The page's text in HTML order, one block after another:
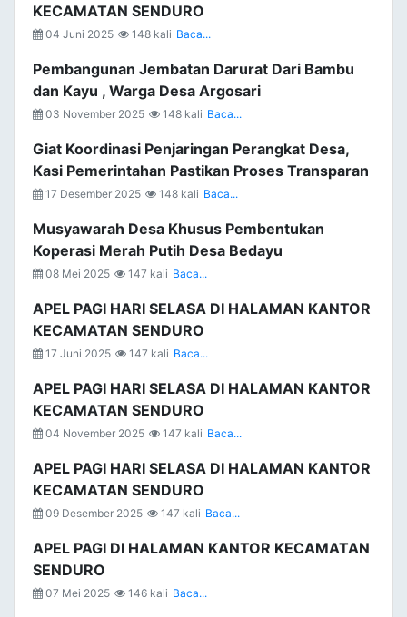
KECAMATAN SENDURO
04 Juni 2025 148 kali Baca...
Pembangunan Jembatan Darurat Dari Bambu
dan Kayu , Warga Desa Argosari
03 November 2025 148 kali Baca...
Giat Koordinasi Penjaringan Perangkat Desa,
Kasi Pemerintahan Pastikan Proses Transparan
17 Desember 2025 148 kali Baca...
Musyawarah Desa Khusus Pembentukan
Koperasi Merah Putih Desa Bedayu
08 Mei 2025 147 kali Baca...
APEL PAGI HARI SELASA DI HALAMAN KANTOR
KECAMATAN SENDURO
17 Juni 2025 147 kali Baca...
APEL PAGI HARI SELASA DI HALAMAN KANTOR
KECAMATAN SENDURO
04 November 2025 147 kali Baca...
APEL PAGI HARI SELASA DI HALAMAN KANTOR
KECAMATAN SENDURO
09 Desember 2025 147 kali Baca...
APEL PAGI DI HALAMAN KANTOR KECAMATAN
SENDURO
07 Mei 2025 146 kali Baca...